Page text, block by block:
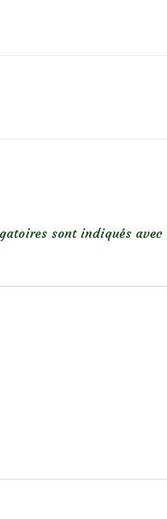
sont indiqués avec